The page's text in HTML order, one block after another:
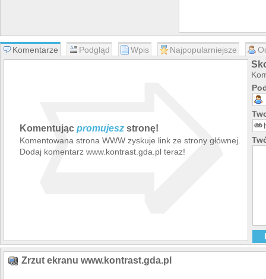
Komentarze Podgląd Wpis Najpopularniejsze
Komentując promujesz stronę!
Komentowana strona WWW zyskuje link ze strony głównej.
Dodaj komentarz www.kontrast.gda.pl teraz!
➯
Zrzut ekranu www.kontrast.gda.pl